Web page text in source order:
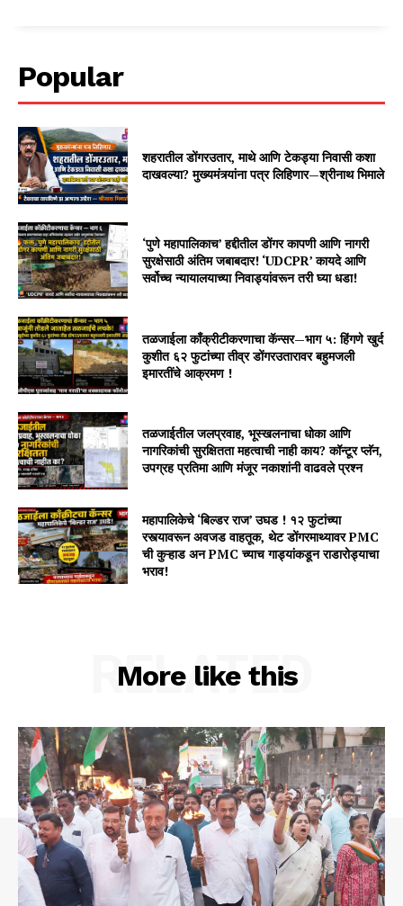
Popular
शहरातील डोंगरउतार, माथे आणि टेकड्या निवासी कशा
दाखवल्या? मुख्यमंत्र्यांना पत्र लिहिणार—श्रीनाथ भिमाले
‘पुणे महापालिकाच’ हद्दीतील डोंगर कापणी आणि नागरी
सुरक्षेसाठी अंतिम जबाबदार! ‘UDCPR’ कायदे आणि
सर्वोच्च न्यायालयाच्या निवाड्यांवरून तरी घ्या धडा!
तळजाईला काँक्रीटीकरणाचा कॅन्सर—भाग ५: हिंगणे खुर्द
कुशीत ६२ फुटांच्या तीव्र डोंगरउतारावर बहुमजली
इमारतींचे आक्रमण !
तळजाईतील जलप्रवाह, भूस्खलनाचा धोका आणि
नागरिकांची सुरक्षितता महत्वाची नाही काय? कॉन्टूर प्लॅन,
उपग्रह प्रतिमा आणि मंजूर नकाशांनी वाढवले प्रश्न
महापालिकेचे ‘बिल्डर राज’ उघड ! १२ फुटांच्या
रस्त्यावरून अवजड वाहतूक, थेट डोंगरमाथ्यावर PMC
ची कुऱ्हाड अन PMC च्याच गाड्यांकडून राडारोड्याचा
भराव!
More like this
RELATED